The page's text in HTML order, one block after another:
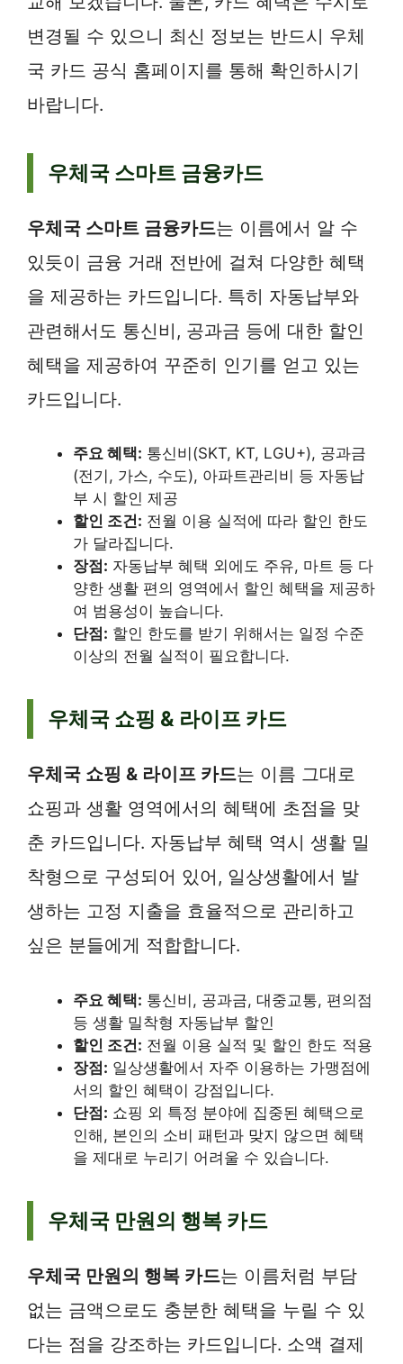
변경될 수 있으니 최신 정보는 반드시 우체
국 카드 공식 홈페이지를 통해 확인하시기
바랍니다.
우체국 스마트 금융카드
우체국 스마트 금융카드는 이름에서 알 수
있듯이 금융 거래 전반에 걸쳐 다양한 혜택
을 제공하는 카드입니다. 특히 자동납부와
관련해서도 통신비, 공과금 등에 대한 할인
혜택을 제공하여 꾸준히 인기를 얻고 있는
카드입니다.
주요 혜택: 통신비(SKT, KT, LGU+), 공과금
(전기, 가스, 수도), 아파트관리비 등 자동납
부 시 할인 제공
할인 조건: 전월 이용 실적에 따라 할인 한도
가 달라집니다.
장점: 자동납부 혜택 외에도 주유, 마트 등 다
양한 생활 편의 영역에서 할인 혜택을 제공하
여 범용성이 높습니다.
단점: 할인 한도를 받기 위해서는 일정 수준
이상의 전월 실적이 필요합니다.
우체국 쇼핑 & 라이프 카드
우체국 쇼핑 & 라이프 카드는 이름 그대로
쇼핑과 생활 영역에서의 혜택에 초점을 맞
춘 카드입니다. 자동납부 혜택 역시 생활 밀
착형으로 구성되어 있어, 일상생활에서 발
생하는 고정 지출을 효율적으로 관리하고
싶은 분들에게 적합합니다.
주요 혜택: 통신비, 공과금, 대중교통, 편의점
등 생활 밀착형 자동납부 할인
할인 조건: 전월 이용 실적 및 할인 한도 적용
장점: 일상생활에서 자주 이용하는 가맹점에
서의 할인 혜택이 강점입니다.
단점: 쇼핑 외 특정 분야에 집중된 혜택으로
인해, 본인의 소비 패턴과 맞지 않으면 혜택
을 제대로 누리기 어려울 수 있습니다.
우체국 만원의 행복 카드
우체국 만원의 행복 카드는 이름처럼 부담
없는 금액으로도 충분한 혜택을 누릴 수 있
다는 점을 강조하는 카드입니다. 소액 결제